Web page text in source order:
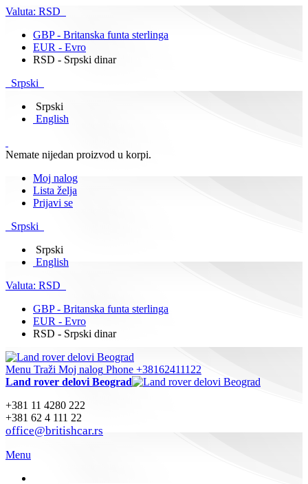
Valuta: RSD
GBP - Britanska funta sterlinga
EUR - Evro
RSD - Srpski dinar
Srpski
Srpski
English
Nemate nijedan proizvod u korpi.
Moj nalog
Lista želja
Prijavi se
Srpski
Srpski
English
Valuta: RSD
GBP - Britanska funta sterlinga
EUR - Evro
RSD - Srpski dinar
Menu Traži Moj nalog Phone +38162411122
Land rover delovi Beograd
+381 11 4280 222
+381 62 4 111 22
office@britishcar.rs
Menu